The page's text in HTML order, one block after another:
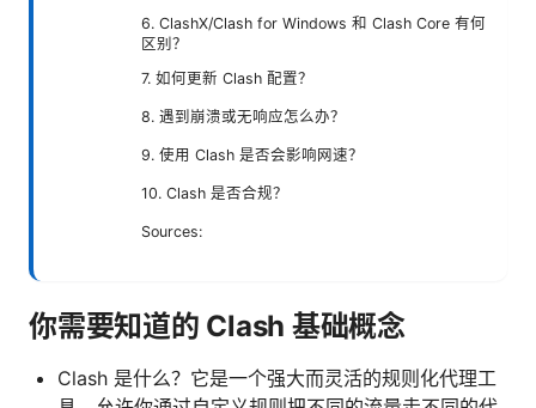
6. ClashX/Clash for Windows 和 Clash Core 有何
区别？
7. 如何更新 Clash 配置？
8. 遇到崩溃或无响应怎么办？
9. 使用 Clash 是否会影响网速？
10. Clash 是否合规？
Sources:
你需要知道的 Clash 基础概念
Clash 是什么？它是一个强大而灵活的规则化代理工